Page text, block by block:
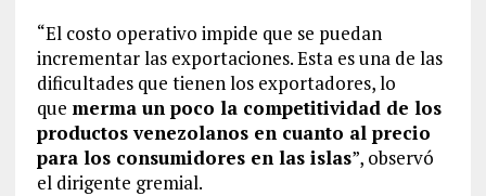
“El costo operativo impide que se puedan
incrementar las exportaciones. Esta es una de las
dificultades que tienen los exportadores, lo
que merma un poco la competitividad de los
productos venezolanos en cuanto al precio
para los consumidores en las islas”, observó
el dirigente gremial.